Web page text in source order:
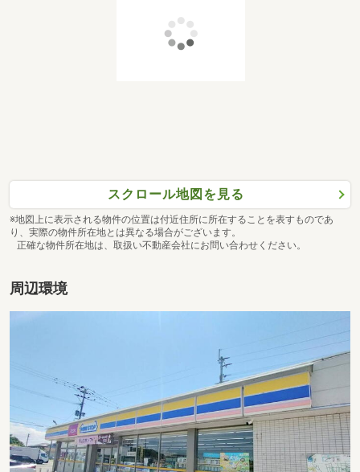
スクロール地図を見る
※地図上に表示される物件の位置は付近住所に所在することを表すものであ
り、実際の物件所在地とは異なる場合がございます。
正確な物件所在地は、取扱い不動産会社にお問い合わせください。
周辺環境